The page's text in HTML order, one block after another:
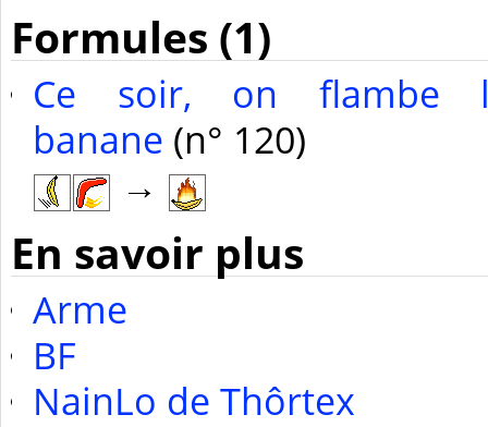
Formules (1)
Ce soir, on flambe
banane (n° 120)
→
En savoir plus
Arme
BF
NainLo de Thôrtex